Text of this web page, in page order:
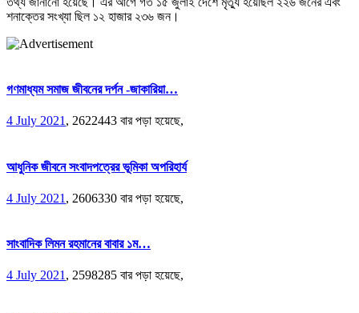
শনাক্তের সংখ্যা ছিল ১২ হাজার ২৩৬ জন।
গণমাধ্যম সমাজ জীবনের দর্পন -জাকারিয়া…
4 July 2021 , 2622443 বার পড়া হয়েছে,
আধুনিক জীবনে সংবাদপত্রের ভূমিকা অপরিহার্য
4 July 2021 , 2606330 বার পড়া হয়েছে,
সাংবাদিক লিমন রহমানের বাবার ১ম…
4 July 2021, 2598285 বার পড়া হয়েছে,